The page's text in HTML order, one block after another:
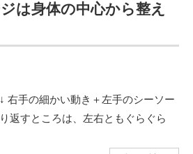
は身体の中心から整え
右手の細かい動き＋左手のシーソー
返すところは、左右ともぐらぐら